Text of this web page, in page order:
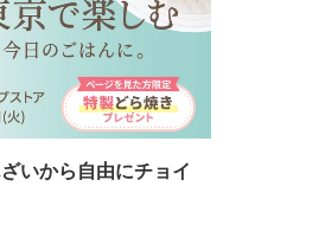
いから自由にチョイ